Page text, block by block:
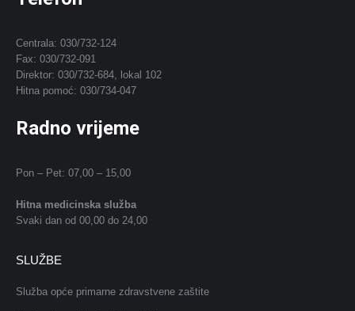
Centrala: 030/732-124
Fax: 030/732-091
Direktor: 030/732-684, lokal 102
Hitna pomoć: 030/734-047
Radno vrijeme
Pon – Pet: 07,00 – 15,00
Hitna medicinska služba
Svaki dan od 00,00 do 24,00
SLUŽBE
Služba opće primarne zdravstvene zaštite